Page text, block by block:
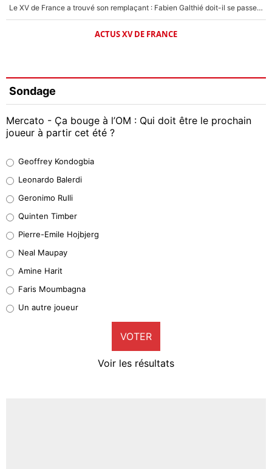
Le XV de France a trouvé son remplaçant : Fabien Galthié doit-il se passer d'Antoine Dupont ?
ACTUS XV DE FRANCE
Sondage
Mercato - Ça bouge à l’OM : Qui doit être le prochain
joueur à partir cet été ?
38%
32%
5%
1%
9%
Geoffrey Kondogbia
Leonardo Balerdi
Geronimo Rulli
Quinten Timber
Pierre-Emile Hojbjerg
Neal Maupay
Amine Harit
Faris Moumbagna
Un autre joueur
VOTER
Voir les résultats